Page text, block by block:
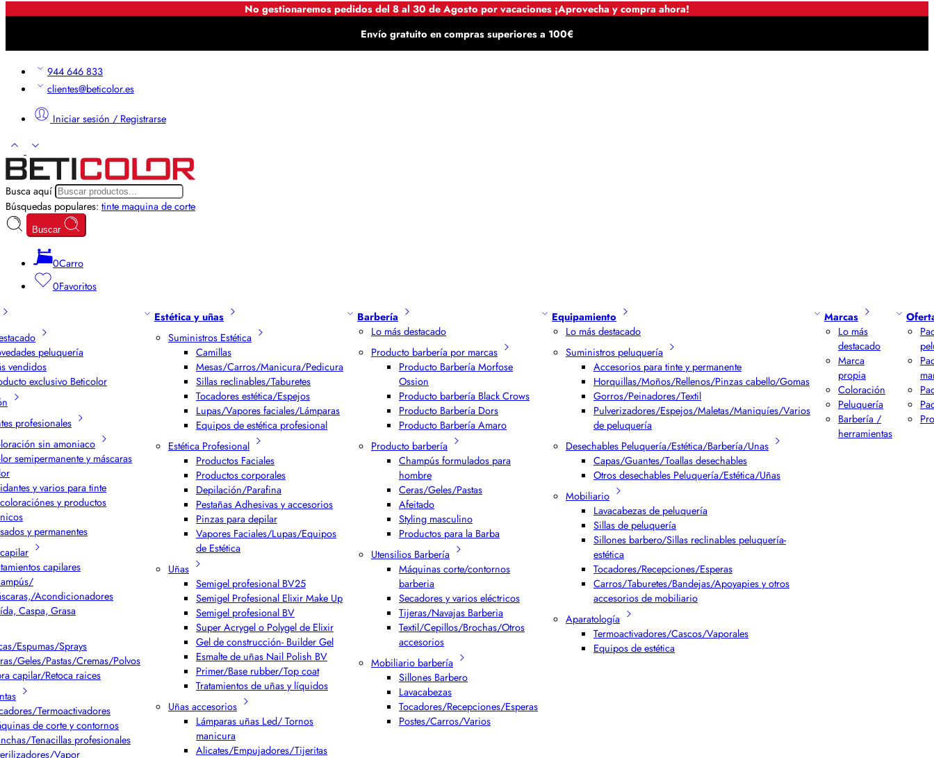
No gestionaremos pedidos del 8 al 30 de Agosto por vacaciones ¡Aprovecha y compra ahora!
Envío gratuito en compras superiores a 100€
944 646 833
clientes@beticolor.es
Iniciar sesión / Registrarse
Busca aquí
Búsquedas populares: tinte maquina de corte
Buscar
0Carro
0Favoritos
peluquería
vendidos
exclusivo Beticolor
profesionales
sin amoniaco
semipermanente y máscaras
y varios para tinte
y productos
y permanentes
capilares
Acondicionadores
Caspa, Grasa
Espumas/Sprays
Geles/Pastas/Cremas/Polvos
capilar/Retoca raices
Termoactivadores
de corte y contornos
Tenacillas profesionales
Vapor
Estética y uñas
Suministros Estética
Camillas
Mesas/Carros/Manicura/Pedicura
Sillas reclinables/Taburetes
Tocadores estética/Espejos
Lupas/Vapores faciales/Lámparas
Equipos de estética profesional
Estética Profesional
Productos Faciales
Productos corporales
Depilación/Parafina
Pestañas Adhesivas y accesorios
Pinzas para depilar
Vapores Faciales/Lupas/Equipos
de Estética
Uñas
Semigel profesional BV25
Semigel Profesional Elixir Make Up
Semigel profesional BV
Super Acrygel o Polygel de Elixir
Gel de construcción- Builder Gel
Esmalte de uñas Nail Polish BV
Primer/Base rubber/Top coat
Tratamientos de uñas y líquidos
Uñas accesorios
Lámparas uñas Led/ Tornos
manicura
Alicates/Empujadores/Tijeritas
Barbería
Lo más destacado
Producto barbería por marcas
Producto Barbería Morfose
Ossion
Producto barbería Black Crows
Producto Barbería Dors
Producto Barbería Amaro
Producto barbería
Champús formulados para
hombre
Ceras/Geles/Pastas
Afeitado
Styling masculino
Productos para la Barba
Utensilios Barbería
Máquinas corte/contornos
barberia
Secadores y varios eléctricos
Tijeras/Navajas Barberia
Textil/Cepillos/Brochas/Otros
accesorios
Mobiliario barbería
Sillones Barbero
Lavacabezas
Tocadores/Recepciones/Esperas
Postes/Carros/Varios
Equipamiento
Lo más destacado
Suministros peluquería
Accesorios para tinte y permanente
Horquillas/Moños/Rellenos/Pinzas cabello/Gomas
Gorros/Peinadores/Textil
Pulverizadores/Espejos/Maletas/Maniquíes/Varios
de peluquería
Desechables Peluquería/Estética/Barbería/Unas
Capas/Guantes/Toallas desechables
Otros desechables Peluquería/Estética/Uñas
Mobiliario
Lavacabezas de peluquería
Sillas de peluquería
Sillones barbero/Sillas reclinables peluquería-
estética
Tocadores/Recepciones/Esperas
Carros/Taburetes/Bandejas/Apoyapies y otros
accesorios de mobiliario
Aparatología
Termoactivadores/Cascos/Vaporales
Equipos de estética
Marcas
Lo más
destacado
Marca
propia
Coloración
Peluquería
Barbería /
herramientas